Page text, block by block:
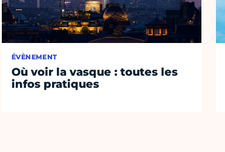
ÉVÈNEMENT
Où voir la vasque : toutes les
infos pratiques